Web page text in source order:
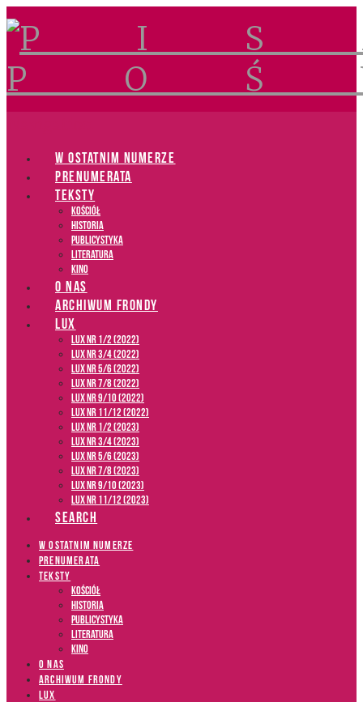
W OSTATNIM NUMERZE
PRENUMERATA
TEKSTY
Kościół
Historia
Publicystyka
Literatura
Kino
O NAS
ARCHIWUM FRONDY
LUX
LUX NR 1/2 (2022)
LUX NR 3/4 (2022)
LUX NR 5/6 (2022)
LUX NR 7/8 (2022)
LUX nr 9/10 (2022)
LUX NR 11/12 (2022)
LUX NR 1/2 (2023)
LUX NR 3/4 (2023)
LUX NR 5/6 (2023)
LUX NR 7/8 (2023)
LUX NR 9/10 (2023)
LUX NR 11/12 (2023)
SEARCH
W OSTATNIM NUMERZE
PRENUMERATA
TEKSTY
Kościół
Historia
Publicystyka
Literatura
Kino
O NAS
ARCHIWUM FRONDY
LUX